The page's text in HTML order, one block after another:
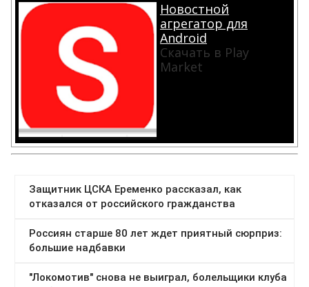
Новостной
агрегатор для
Android
Скачать в Play
Market